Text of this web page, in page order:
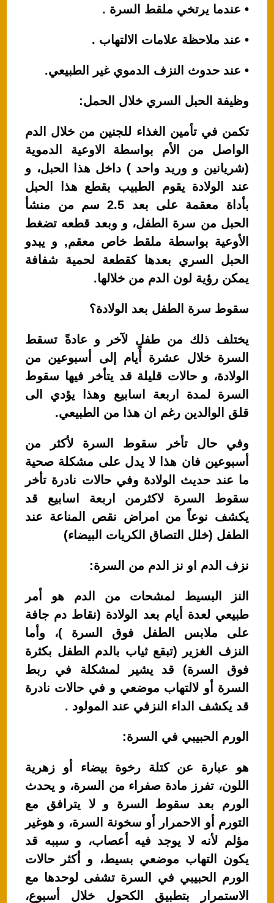
• عندما يرتخي ملقط السرة .
• عند ملاحظة علامات الالتهاب .
• عند حدوث النزف الدموي غير الطبيعي.
وظيفة الحبل السري خلال الحمل:
تكمن في تأمين الغذاء للجنين من خلال الدم
الواصل من الأم بواسطة الاوعية الدموية
(شريانين و وريد واحد ) داخل هذا الحبل، و
عند الولادة يقوم الطبيب بقطع هذا الحبل
بأداة معقمة على بعد 2.5 سم من منشأ
الحبل من سرة الطفل، و وبعد قطعه تضغط
الأوعية بواسطة ملقط خاص معقم, و يبدو
الحبل السري بعدها كقطعة لحمية شفافة
يمكن رؤية لون الدم من خلالها.
سقوط سرة الطفل بعد الولادة؟
يختلف ذلك من طفلٍ لآخر و عادةً تسقط
السرة خلال عشرة أيام إلى أسبوعين من
الولادة، و حالات قليلة قد يتأخر فيها سقوط
السرة لمدة اربعة اسابيع وهذا يؤدي الى
قلق الوالدين رغم ان هذا من الطبيعي.
وفي حال تأخر سقوط السرة لأكثر من
أسبوعين فان هذا لا يدل على مشكلة صحية
ما عند حديث الولادة وفي حالات نادرة تأخر
سقوط السرة لاكثرمن اربعة اسابيع قد
يكشف نوعاً من امراض نقص المناعة عند
الطفل (خلل التصاق الكريات البيضاء)
نزف الدم او نز الدم من السرة:
النز البسيط لمشحات من الدم هو أمر
طبيعي لعدة أيام بعد الولادة (نقاط دم جافة
على ملابس الطفل فوق السرة )، وأما
النزف الغزير (تبقع ثياب بالدم الطفل بكثرة
فوق السرة) قد يشير لمشكلة في ربط
السرة أو لالتهاب موضعي و في حالات نادرة
قد يكشف الداء النزفي عند المولود .
الورم الحبيبي في السرة:
هو عبارة عن كتلة رخوة بيضاء أو زهرية
اللون، تفرز مادة صفراء من السرة، و يحدث
الورم بعد سقوط السرة و لا يترافق مع
التورم أو الاحمرار أو سخونة السرة، و هوغير
مؤلم لأنه لا يوجد فيه أعصاب، و سببه قد
يكون التهاب موضعي بسيط، و أكثر حالات
الورم الحبيبي في السرة تشفى لوحدها مع
الاستمرار بتطبيق الكحول خلال أسبوع،